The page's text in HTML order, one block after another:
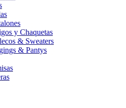
y Chaquetas
& Sweaters
& Pantys